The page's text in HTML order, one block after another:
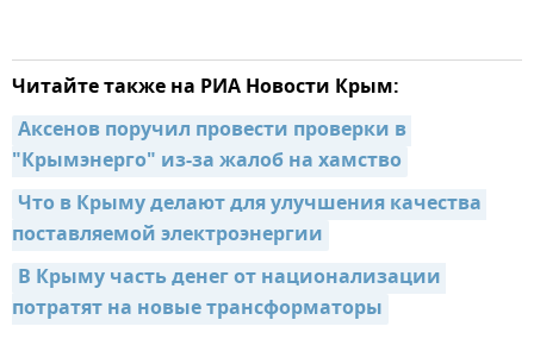
Читайте также на РИА Новости Крым:
Аксенов поручил провести проверки в
"Крымэнерго" из-за жалоб на хамство
Что в Крыму делают для улучшения качества
поставляемой электроэнергии
В Крыму часть денег от национализации
потратят на новые трансформаторы